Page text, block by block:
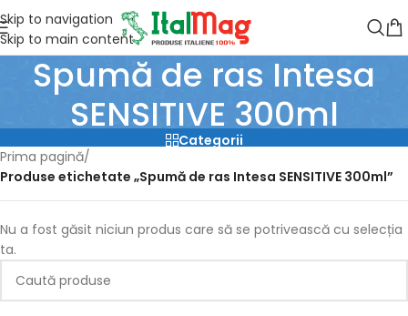
Skip to navigation
Skip to main content
Spumă de ras Intesa
SENSITIVE 300ml
Categorii
Prima pagină/
Produse etichetate „Spumă de ras Intesa SENSITIVE 300ml”
Nu a fost găsit niciun produs care să se potrivească cu selecția
ta.